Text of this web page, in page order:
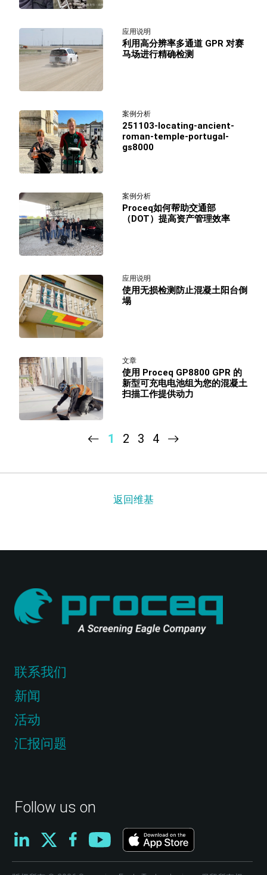
应用说明
利用高分辨率多通道 GPR 对赛
马场进行精确检测
案例分析
251103-locating-ancient-
roman-temple-portugal-
gs8000
案例分析
Proceq如何帮助交通部
（DOT）提高资产管理效率
应用说明
使用无损检测防止混凝土阳台倒
塌
文章
使用 Proceq GP8800 GPR 的
新型可充电电池组为您的混凝土
扫描工作提供动力
1 2 3 4
返回维基
Follow us on
联系我们
新闻
活动
汇报问题